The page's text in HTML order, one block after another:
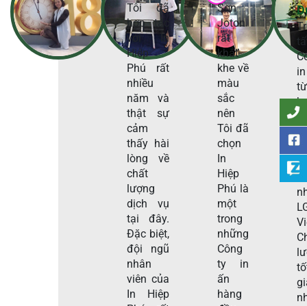
Tôi đã
hợp tác
với In
Hiệp
Phú rất
nhiều
năm và
thật sự
cảm
thấy hài
lòng về
chất
lượng
dịch vụ
tại đây.
Đặc biệt,
đội ngũ
nhân
viên của
In Hiệp
Sơn
Joton
rất
khắt
khe về
màu
sắc
nên
Tôi đã
chọn
In
Hiệp
Phú là
một
trong
những
Công
ty in
ấn
hàng